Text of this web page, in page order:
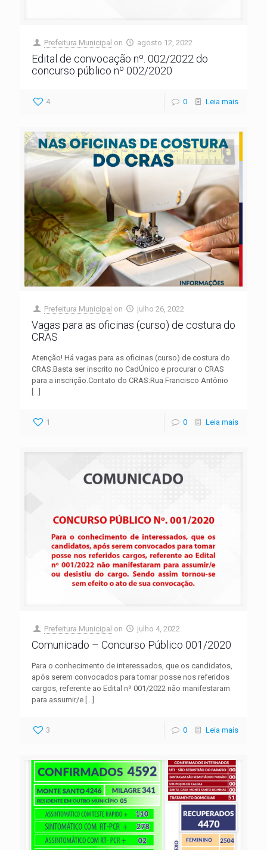
Prefeitura Municipal on agosto 12, 2022
Edital de convocação nº. 002/2022 do
concurso público nº 002/2020
4 0 Leia mais
Prefeitura Municipal on julho 26, 2022
Vagas para as oficinas (curso) de costura do
CRAS
Atenção! Há vagas para as oficinas (curso) de costura do
CRAS.Basta ser inscrito no CadÚnico e procurar o CRAS
para a inscrição.Contato do CRAS:Rua Francisco Antônio
1 0 Leia mais
Prefeitura Municipal on julho 4, 2022
Comunicado – Concurso Público 001/2020
Para o conhecimento de interessados, que os candidatos,
após serem convocados para tomar posse nos referidos
cargos, referente ao Edital nº 001/2022 não manifestaram
para assumir/e […]
3 0 Leia mais